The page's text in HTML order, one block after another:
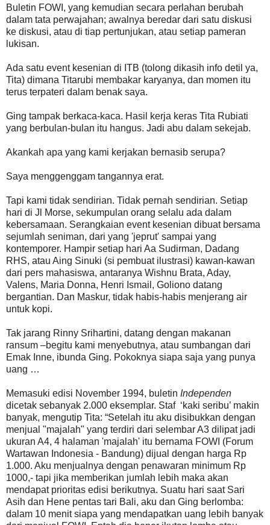
Buletin FOWI, yang kemudian secara perlahan berubah
dalam tata perwajahan; awalnya beredar dari satu diskusi
ke diskusi, atau di tiap pertunjukan, atau setiap pameran
lukisan.
Ada satu event kesenian di ITB (tolong dikasih info detil ya,
Tita) dimana Titarubi membakar karyanya, dan momen itu
terus terpateri dalam benak saya.
Ging tampak berkaca-kaca. Hasil kerja keras Tita Rubiati
yang berbulan-bulan itu hangus. Jadi abu dalam sekejab.
Akankah apa yang kami kerjakan bernasib serupa?
Saya menggenggam tangannya erat.
Tapi kami tidak sendirian. Tidak pernah sendirian. Setiap
hari di Jl Morse, sekumpulan orang selalu ada dalam
kebersamaan. Serangkaian event kesenian dibuat bersama
sejumlah seniman, dari yang 'jeprut' sampai yang
kontemporer. Hampir setiap hari Aa Sudirman, Dadang
RHS, atau Aing Sinuki (si pembuat ilustrasi) kawan-kawan
dari pers mahasiswa, antaranya Wishnu Brata, Aday,
Valens, Maria Donna, Henri Ismail, Goliono datang
bergantian. Dan Maskur, tidak habis-habis menjerang air
untuk kopi.
Tak jarang Rinny Srihartini, datang dengan makanan
ransum –begitu kami menyebutnya, atau sumbangan dari
Emak Inne, ibunda Ging. Pokoknya siapa saja yang punya
uang …
Memasuki edisi November 1994, buletin Independen
dicetak sebanyak 2.000 eksemplar. Staf ‘kaki seribu’ makin
banyak, mengutip Tita: “Setelah itu aku disibukkan dengan
menjual "majalah" yang terdiri dari selembar A3 dilipat jadi
ukuran A4, 4 halaman 'majalah' itu bernama FOWI (Forum
Wartawan Indonesia - Bandung) dijual dengan harga Rp
1.000. Aku menjualnya dengan penawaran minimum Rp
1000,- tapi jika memberikan jumlah lebih maka akan
mendapat prioritas edisi berikutnya. Suatu hari saat Sari
Asih dan Hene pentas tari Bali, aku dan Ging berlomba:
dalam 10 menit siapa yang mendapatkan uang lebih banyak